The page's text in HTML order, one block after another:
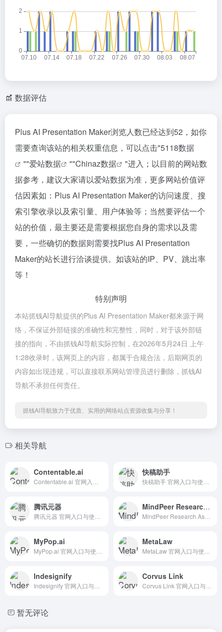
数据评估
Plus AI Presentation Maker浏览人数已经达到52，如你
需要查询该站的相关权重信息，可以点击"5118数据
""爱站数据 ""Chinaz数据
"进入；以目前的网站数
据参考，建议大家请以爱站数据为准，更多网站价值评
估因素如：Plus AI Presentation Maker的访问速度、搜
索引擎收录以及索引量、用户体验等；当然要评估一个
站的价值，最主要还是需要根据您自身的需求以及需
要，一些确切的数据则需要找Plus AI Presentation
Maker的站长进行洽谈提供。如该站的IP、PV、跳出率
等！
特别声明
本站抓钱AI导航提供的Plus AI Presentation Maker都来源于网
络，不保证外部链接的准确性和完整性，同时，对于该外部链
接的指向，不由抓钱AI导航实际控制，在2026年5月24日 上午
1:28收录时，该网页上的内容，都属于合规合法，后期网页的
内容如出现违规，可以直接联系网站管理员进行删除，抓钱AI
导航不承担任何责任。
抓钱AI导航致力于优质、实用的网络站点资源收集与分享！
相关导航
Contentable.ai 快稿助手
腾讯元器 MindPeer Research Assistant
MyPop.ai MetaLaw
Indesignify Corvus Link
暂无评论